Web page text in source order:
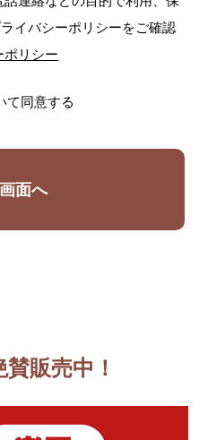
イバシーポリシーをご確認
ポリシー
て同意する
販売中！